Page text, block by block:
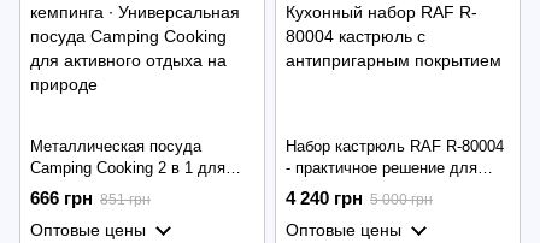
Металлическая посуда
Camping Cooking 2 в 1 для
походов рыбалки и кемпинга ∙
Универсальная посуда
Camping Cooking для
666 грн 851 грн
Оптовые цены
Набор кастрюль RAF R-80004
- практичное решение для
вашей кухни ∙ Кухонный набор
RAF R-80004 кастрюль с
антипригарным покрытием
4 240 грн 5 000 грн
Оптовые цены